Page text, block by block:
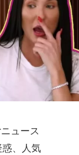
ュース
、人気